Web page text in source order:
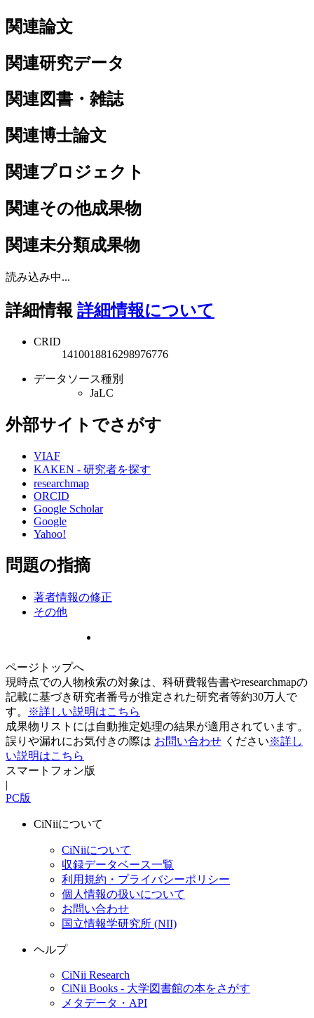
関連論文
関連研究データ
関連図書・雑誌
関連博士論文
関連プロジェクト
関連その他成果物
関連未分類成果物
読み込み中...
詳細情報 詳細情報について
CRID
1410018816298976776
データソース種別
JaLC
外部サイトでさがす
VIAF
KAKEN - 研究者を探す
researchmap
ORCID
Google Scholar
Google
Yahoo!
問題の指摘
著者情報の修正
その他
ページトップへ
現時点での人物検索の対象は、科研費報告書やresearchmapの
記載に基づき研究者番号が推定された研究者等約30万人で
す。
※詳しい説明はこちら
成果物リストには自動推定処理の結果が適用されています。
誤りや漏れにお気付きの際は お問い合わせ ください※詳し
い説明はこちら
スマートフォン版
|
PC版
CiNiiについて
CiNiiについて
収録データベース一覧
利用規約・プライバシーポリシー
個人情報の扱いについて
お問い合わせ
国立情報学研究所 (NII)
ヘルプ
CiNii Research
CiNii Books - 大学図書館の本をさがす
メタデータ・API